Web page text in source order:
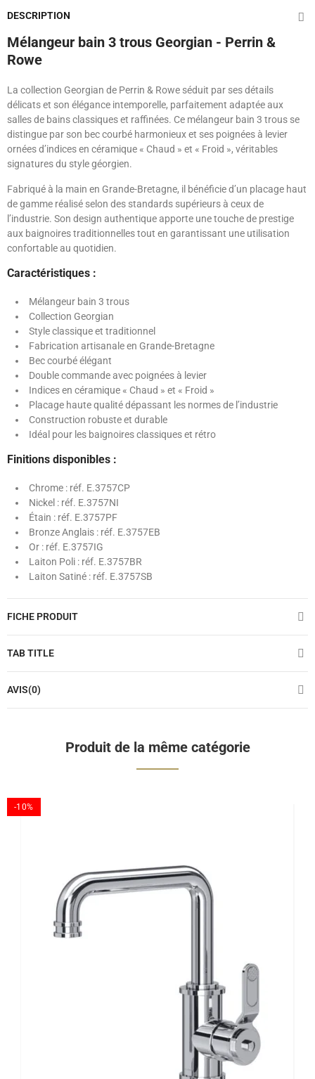
DESCRIPTION
Mélangeur bain 3 trous Georgian - Perrin &
Rowe
La collection Georgian de Perrin & Rowe séduit par ses détails
délicats et son élégance intemporelle, parfaitement adaptée aux
salles de bains classiques et raffinées. Ce mélangeur bain 3 trous se
distingue par son bec courbé harmonieux et ses poignées à levier
ornées d’indices en céramique « Chaud » et « Froid », véritables
signatures du style géorgien.
Fabriqué à la main en Grande-Bretagne, il bénéficie d’un placage haut
de gamme réalisé selon des standards supérieurs à ceux de
l’industrie. Son design authentique apporte une touche de prestige
aux baignoires traditionnelles tout en garantissant une utilisation
confortable au quotidien.
Caractéristiques :
Mélangeur bain 3 trous
Collection Georgian
Style classique et traditionnel
Fabrication artisanale en Grande-Bretagne
Bec courbé élégant
Double commande avec poignées à levier
Indices en céramique « Chaud » et « Froid »
Placage haute qualité dépassant les normes de l’industrie
Construction robuste et durable
Idéal pour les baignoires classiques et rétro
Finitions disponibles :
Chrome : réf. E.3757CP
Nickel : réf. E.3757NI
Étain : réf. E.3757PF
Bronze Anglais : réf. E.3757EB
Or : réf. E.3757IG
Laiton Poli : réf. E.3757BR
Laiton Satiné : réf. E.3757SB
FICHE PRODUIT
TAB TITLE
AVIS(0)
Produit de la même catégorie
-10%